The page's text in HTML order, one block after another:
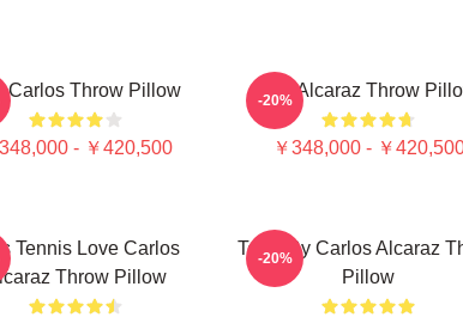
Carlos Throw Pillow
- ￥420,500
The Alcaraz Throw
￥348,000 - ￥
-20%
Tennis Love Carlos
Throw Pillow
Tenis By Carlos Alcaraz
Pillow
-20%